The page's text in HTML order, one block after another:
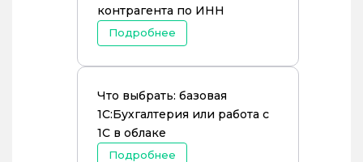
контрагента по ИНН
Подробнее
Что выбрать: базовая
1С:Бухгалтерия или работа с
1С в облаке
Подробнее